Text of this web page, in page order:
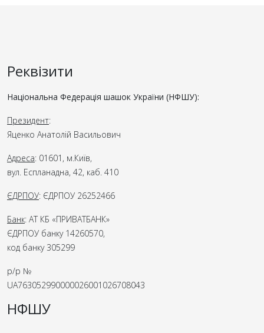
Реквізити
Національна Федерація шашок України (НФШУ):
Президент:
Яценко Анатолій Васильович
Адреса: 01601, м.Київ,
вул. Еспланадна, 42, каб. 410
ЄДРПОУ: ЄДРПОУ 26252466
Банк: АТ КБ «ПРИВАТБАНК»
ЄДРПОУ банку 14260570,
код банку 305299
р/р №
UA763052990000026001026708043
НФШУ